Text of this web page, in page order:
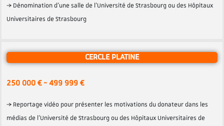
→ Dénomination d’une salle de l’Université de Strasbourg ou des Hôpitaux
Universitaires de Strasbourg
CERCLE PLATINE
250 000 € - 499 999 €
→ Reportage vidéo pour présenter les motivations du donateur dans les
médias de l’Université de Strasbourg ou des Hôpitaux Universitaires de